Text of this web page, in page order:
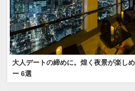
大人デートの締めに。煌く夜景が楽し
ー 6選